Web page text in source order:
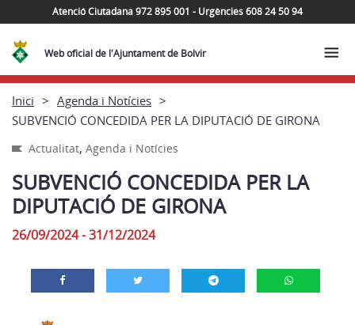
Atenció Ciutadana 972 895 001 - Urgències 608 24 50 94
Web oficial de l'Ajuntament de Bolvir
Inici
Agenda i Notícies
SUBVENCIÓ CONCEDIDA PER LA DIPUTACIÓ DE GIRONA
Actualitat, Agenda i Notícies
SUBVENCIÓ CONCEDIDA PER LA
DIPUTACIÓ DE GIRONA
26/09/2024 - 31/12/2024